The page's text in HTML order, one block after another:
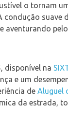
o tornam
condução suave
aventurando
disponível na
e um
de Aluguel
da estrada,